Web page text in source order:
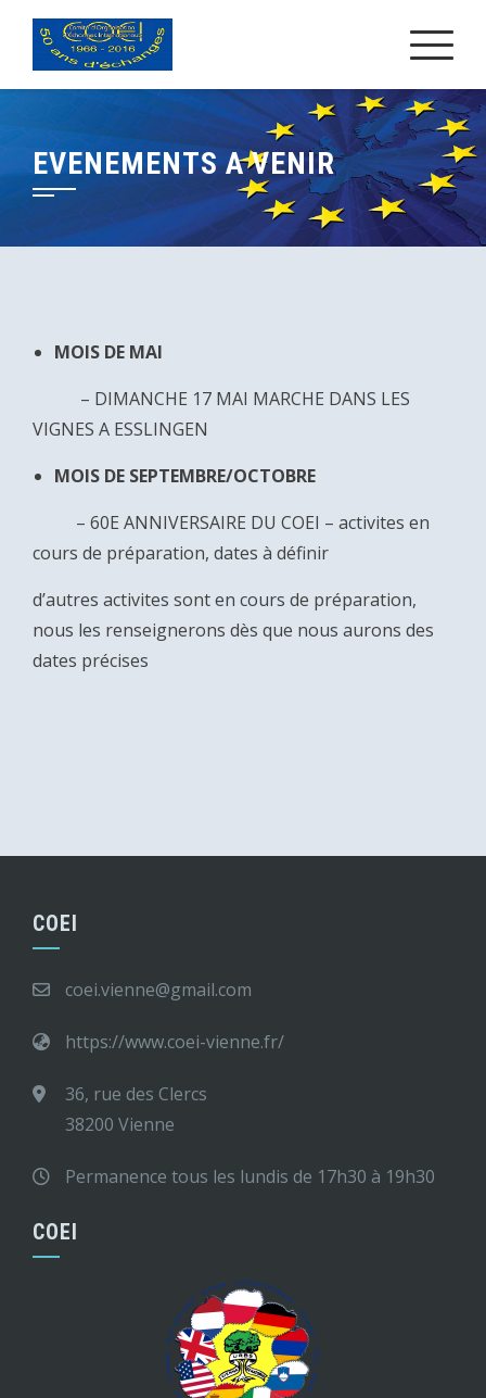
Skip
content
EVENEMENTS A VENIR
MOIS DE MAI
– DIMANCHE 17 MAI MARCHE DANS LES
VIGNES A ESSLINGEN
MOIS DE SEPTEMBRE/OCTOBRE
– 60E ANNIVERSAIRE DU COEI – activites en
cours de préparation, dates à définir
d’autres activites sont en cours de préparation,
nous les renseignerons dès que nous aurons des
dates précises
COEI
coei.vienne@gmail.com
https://www.coei-vienne.fr/
36, rue des Clercs
38200 Vienne
Permanence tous les lundis de 17h30 à 19h30
COEI